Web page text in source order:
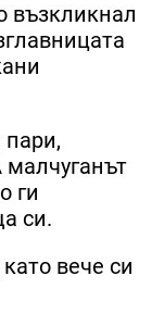
възкликнал
ги
си.
вече си